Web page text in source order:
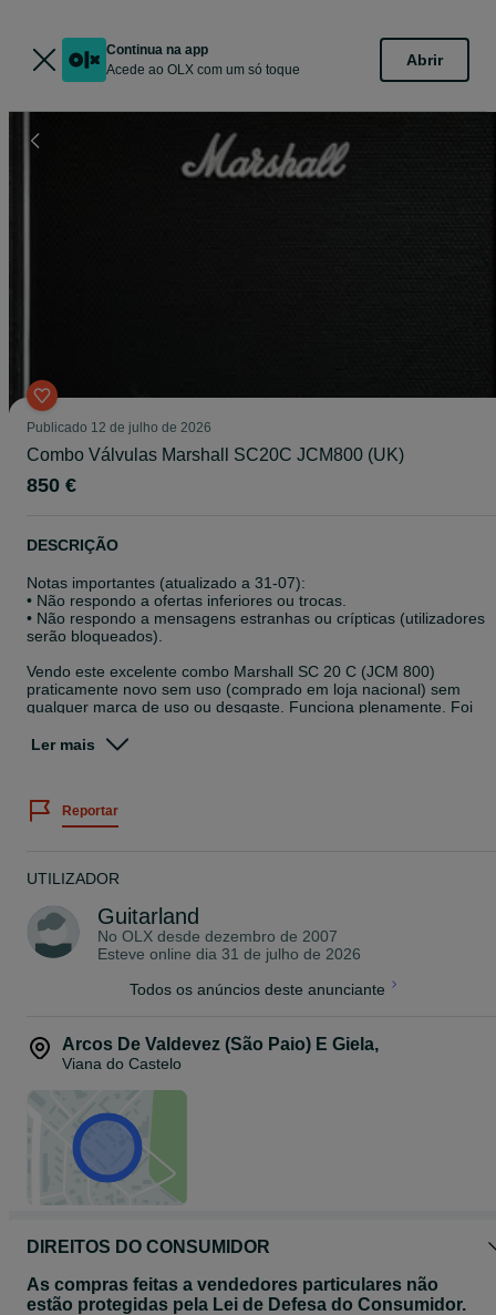
Continua na app
Acede ao OLX com um só toque
Abrir
Publicado 12 de julho de 2026
Combo Válvulas Marshall SC20C JCM800 (UK)
850 €
DESCRIÇÃO
Notas importantes (atualizado a 31-07):
• Não respondo a ofertas inferiores ou trocas.
• Não respondo a mensagens estranhas ou crípticas (utilizadores
serão bloqueados).
Vendo este excelente combo Marshall SC 20 C (JCM 800)
praticamente novo sem uso (comprado em loja nacional) sem
qualquer marca de uso ou desgaste. Funciona plenamente. Foi
• 20 Watt com redução de potência para 5 Watt
• Celestion tipo V de 10"
graves e presença
• Saída DI
• Loop FX em série
• Peso: 14,55 kg
transportadora.
Ler mais
Reportar
UTILIZADOR
Guitarland
No OLX desde dezembro de 2007
Esteve online dia 31 de julho de 2026
Todos os anúncios deste anunciante
Arcos De Valdevez (São Paio) E Giela,
Viana do Castelo
DIREITOS DO CONSUMIDOR
As compras feitas a vendedores particulares não
estão protegidas pela Lei de Defesa do Consumidor.